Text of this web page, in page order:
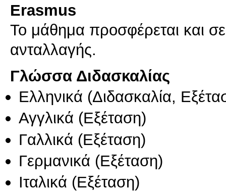
Erasmus
Το μάθημα προσφέρεται και
ανταλλαγής.
Γλώσσα Διδασκαλίας
Ελληνικά (Διδασκαλία,
Αγγλικά (Εξέταση)
Γαλλικά (Εξέταση)
Γερμανικά (Εξέταση)
Ιταλικά (Εξέταση)